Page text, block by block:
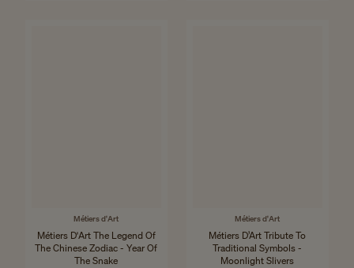
Métiers d'Art
Métiers D'Art The Legend Of
The Chinese Zodiac - Year Of
The Snake
Métiers d'Art
Métiers D’Art Tribute To
Traditional Symbols -
Moonlight Slivers